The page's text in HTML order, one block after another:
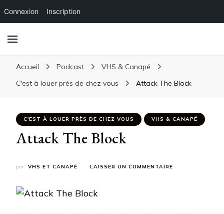
Connexion Inscription
Accueil Podcast
VHS & Canapé
C'est à louer près de chez vous
Attack The Block
C'EST À LOUER PRÈS DE CHEZ VOUS VHS & CANAPÉ
Attack The Block
par VHS ET CANAPÉ LAISSER UN COMMENTAIRE